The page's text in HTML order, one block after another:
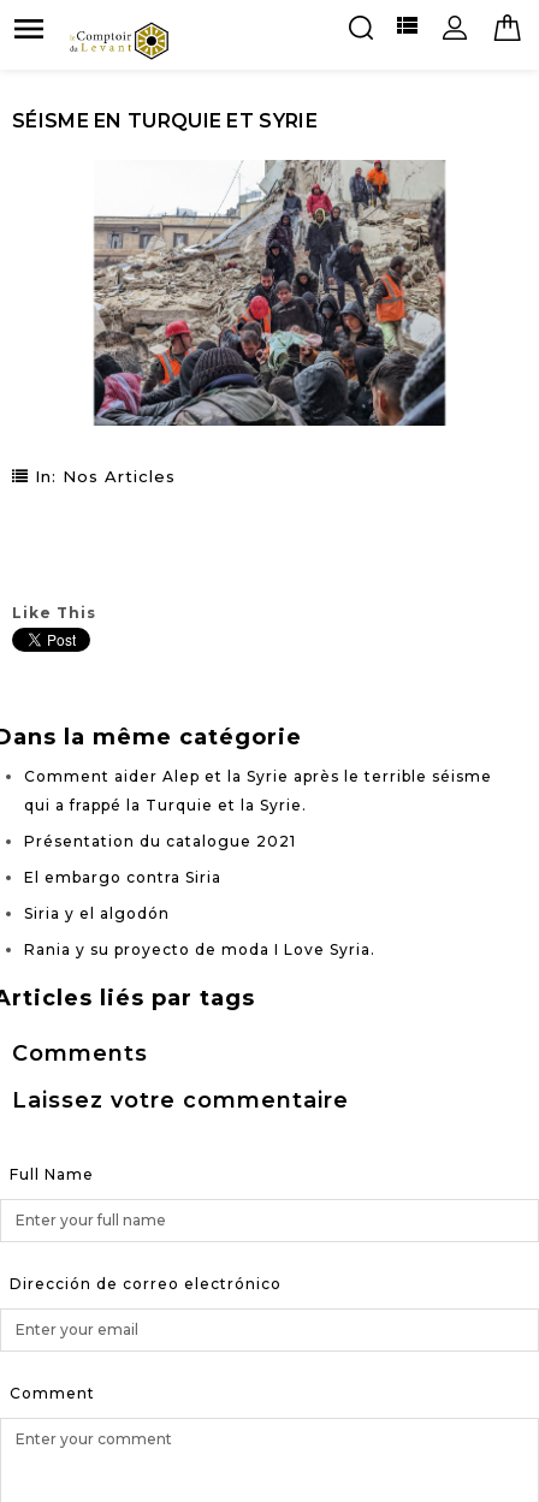
 
SÉISME EN TURQUIE ET SYRIE
In: Nos Articles
Like This
la même catégorie
Comment aider Alep et la Syrie après le terrible séisme
qui a frappé la Turquie et la Syrie.
Présentation du catalogue 2021
El embargo contra Siria
Siria y el algodón
Rania y su proyecto de moda I Love Syria.
liés par tags
Comments
Laissez votre commentaire
Full Name
Dirección de correo electrónico
Comment